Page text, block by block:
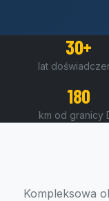
30+
lat
180
km od granicy
Kompleksowa